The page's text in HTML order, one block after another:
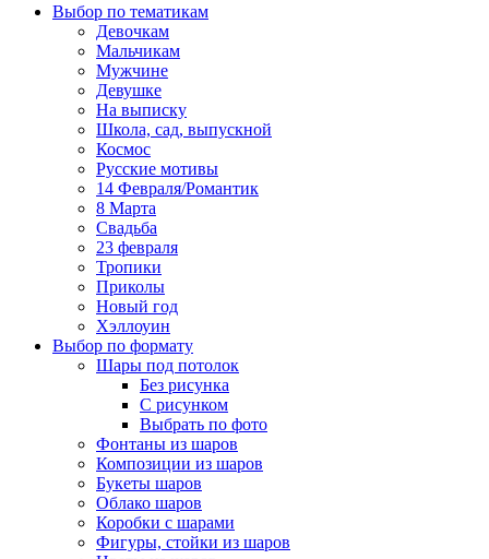
Выбор по тематикам
Девочкам
Мальчикам
Мужчине
Девушке
На выписку
Школа, сад, выпускной
Космос
Русские мотивы
14 Февраля/Романтик
8 Марта
Свадьба
23 февраля
Тропики
Приколы
Новый год
Хэллоуин
Выбор по формату
Шары под потолок
Без рисунка
С рисунком
Выбрать по фото
Фонтаны из шаров
Композиции из шаров
Букеты шаров
Облако шаров
Коробки с шарами
Фигуры, стойки из шаров